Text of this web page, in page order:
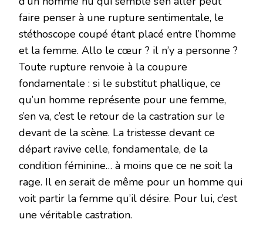
faire penser à une rupture sentimentale, le
stéthoscope coupé étant placé entre l’homme
et la femme. Allo le cœur ? il n’y a personne ?
Toute rupture renvoie à la coupure
fondamentale : si le substitut phallique, ce
qu’un homme représente pour une femme,
s’en va, c’est le retour de la castration sur le
devant de la scène. La tristesse devant ce
départ ravive celle, fondamentale, de la
condition féminine… à moins que ce ne soit la
rage. Il en serait de même pour un homme qui
voit partir la femme qu’il désire. Pour lui, c’est
une véritable castration.